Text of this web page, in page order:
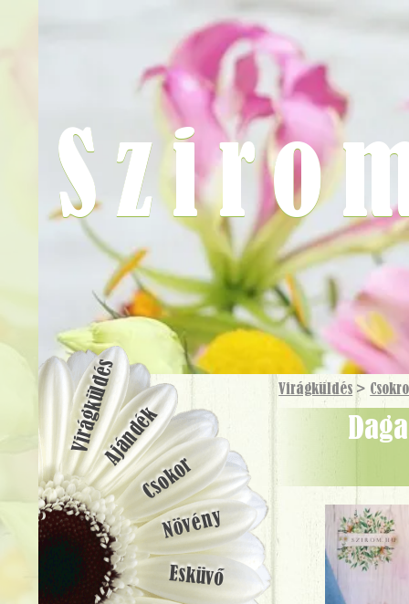
Virágküldés >
Dagadó hold csokor burgundi, kék, rózsaszín színekben (33 szál) -
VirágküldésAjándék
Csokor
Növény
Esküvő